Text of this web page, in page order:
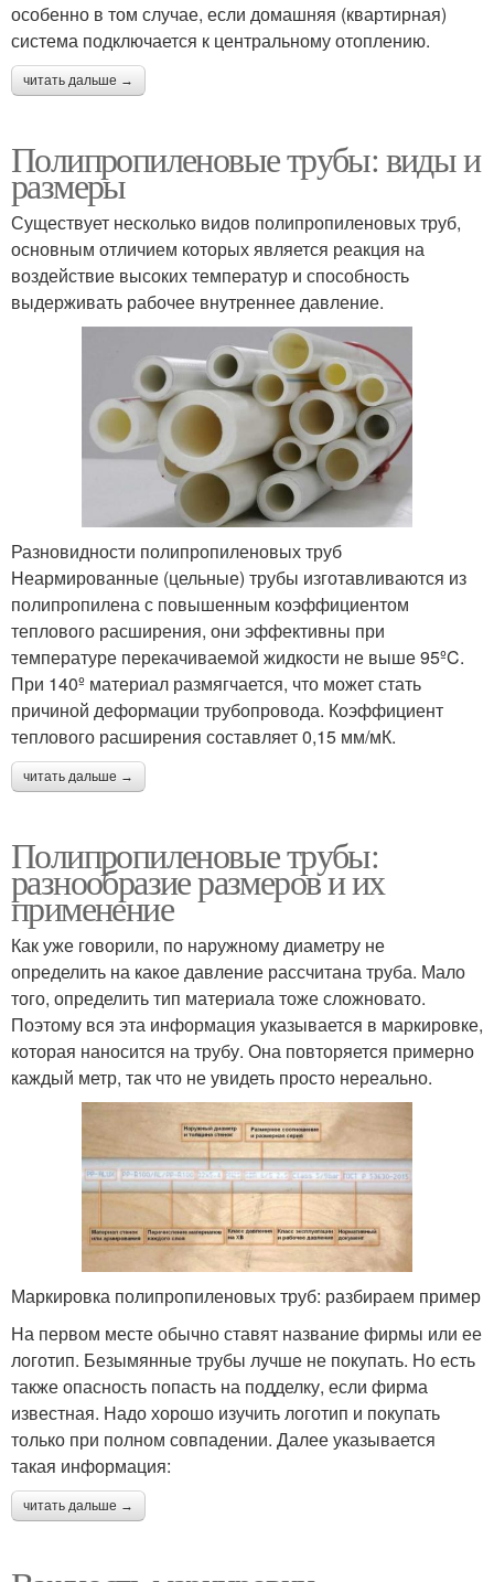
особенно в том случае, если домашняя (квартирная)
система подключается к центральному отоплению.
читать дальше →
Полипропиленовые трубы: виды и
размеры
Существует несколько видов полипропиленовых труб,
основным отличием которых является реакция на
воздействие высоких температур и способность
выдерживать рабочее внутреннее давление.
Разновидности полипропиленовых труб
Неармированные (цельные) трубы изготавливаются из
полипропилена с повышенным коэффициентом
теплового расширения, они эффективны при
температуре перекачиваемой жидкости не выше 95ºC.
При 140º материал размягчается, что может стать
причиной деформации трубопровода. Коэффициент
теплового расширения составляет 0,15 мм/мК.
читать дальше →
Полипропиленовые трубы:
разнообразие размеров и их
применение
Как уже говорили, по наружному диаметру не
определить на какое давление рассчитана труба. Мало
того, определить тип материала тоже сложновато.
Поэтому вся эта информация указывается в маркировке,
которая наносится на трубу. Она повторяется примерно
каждый метр, так что не увидеть просто нереально.
Маркировка полипропиленовых труб: разбираем пример
На первом месте обычно ставят название фирмы или ее
логотип. Безымянные трубы лучше не покупать. Но есть
также опасность попасть на подделку, если фирма
известная. Надо хорошо изучить логотип и покупать
только при полном совпадении. Далее указывается
такая информация:
читать дальше →